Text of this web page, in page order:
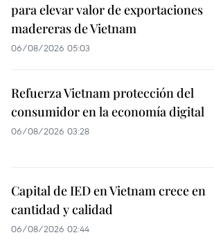
para elevar valor de exportaciones
madereras de Vietnam
06/08/2026 05:03
Refuerza Vietnam protección del
consumidor en la economía digital
06/08/2026 03:28
Capital de IED en Vietnam crece en
cantidad y calidad
06/08/2026 02:44